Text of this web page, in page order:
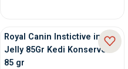
Royal Canin Instictive in
Jelly 85Gr Kedi Konservesi
85 gr